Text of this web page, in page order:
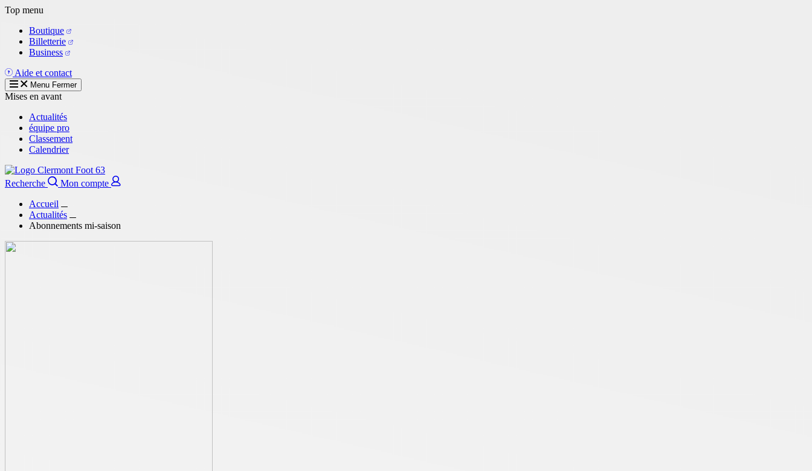
Aller
contenu
principal
Top menu
Boutique
Billetterie
Business
Aide et contact
Menu Fermer
Mises en avant
Actualités
équipe pro
Classement
Calendrier
Recherche
Mon compte
Accueil
Actualités
Abonnements mi-saison